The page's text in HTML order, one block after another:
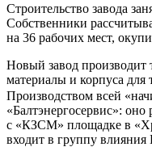
Строительство завода
Собственники
на 36 рабочих мест,
Новый завод производит
материалы и корпуса
Производством всей
«Балтэнергосервис»: оно
с «КЗСМ» площадке в
входит в группу влияния